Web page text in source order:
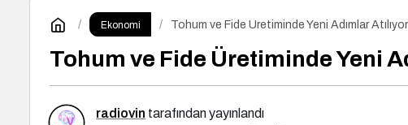
Ekonomi Tohum ve Fide Üretiminde Yeni Adımlar Atılıyor
Tohum ve Fide Üretiminde Yeni
radiovin tarafından yayınlandı